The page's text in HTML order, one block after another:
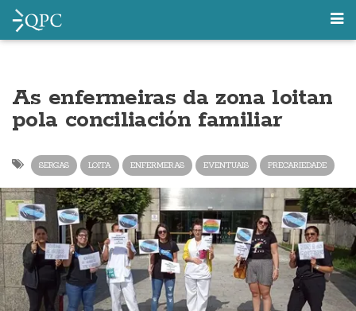
As enfermeiras da zona loitan
pola conciliación familiar
SERGAS LOITA ENFERMERAS EVENTUAIS PRECARIEDADE